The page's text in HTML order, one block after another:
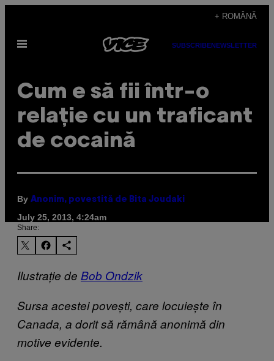
content
+ ROMÂNĂ
Open
SUBSCRIBENEWSLETTER
Cum e să fii într-o
relație cu un traficant
de cocaină
By Anonim, povestită de Bita Joudaki
July 25, 2013, 4:24am
Share:
Ilustrație de Bob Ondzik
Sursa acestei povești, care locuiește în
Canada, a dorit să rămână anonimă din
motive evidente.